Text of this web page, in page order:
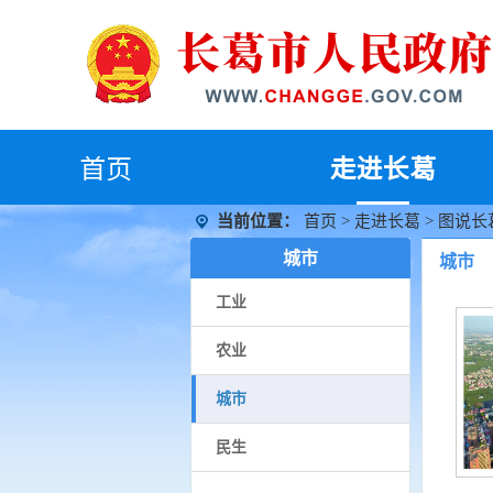
首页 走进长葛
当前位置： 首页 > 走进长葛 > 图说长
城市
工业
农业
城市
民生
城市